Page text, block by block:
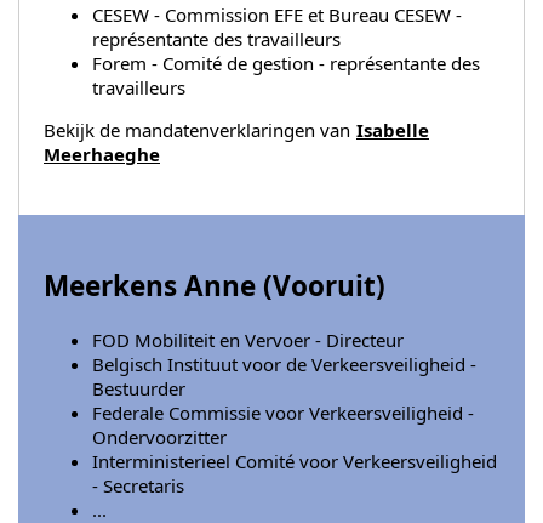
CESEW - Commission EFE et Bureau CESEW -
représentante des travailleurs
Forem - Comité de gestion - représentante des
travailleurs
Bekijk de mandatenverklaringen van Isabelle
Meerhaeghe
Meerkens Anne (Vooruit)
FOD Mobiliteit en Vervoer - Directeur
Belgisch Instituut voor de Verkeersveiligheid -
Bestuurder
Federale Commissie voor Verkeersveiligheid -
Ondervoorzitter
Interministerieel Comité voor Verkeersveiligheid
- Secretaris
...